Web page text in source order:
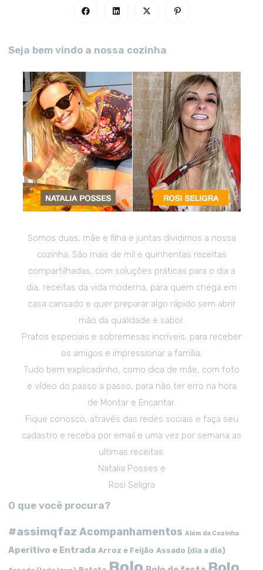
Seja bem vindo a nossa cozinha
Somos duas, mãe e filha e juntas dividimos a nossa
cozinha. São mais de mil e quinhentas receitas
compartilhadas, com soluções práticas para o dia a
dia, receitas da vida moderna, para quem chega em
casa cansado e quer preparar algo rápido sem abrir
mão da qualidade e sabor.
Pratos especiais e sobremesas incríveis, para receber
os amigos e impressionar a família.
Tudo bem explicadinho, como dica de mãe, com foto
e vídeo do passo a passo, para não ter erro na hora
de Montar e Encantar.
Fique conosco, através das redes sociais e faça seu
cadastro e receba por email e uma vez por semana as
ultimas receitas.
Natalia Posses e
Rosi Seligra
O que você procura?
#assimqfaz Acompanhamentos Além da Cozinha
Aperitivo e Entrada Arroz e Feijão Assado (dia a dia)